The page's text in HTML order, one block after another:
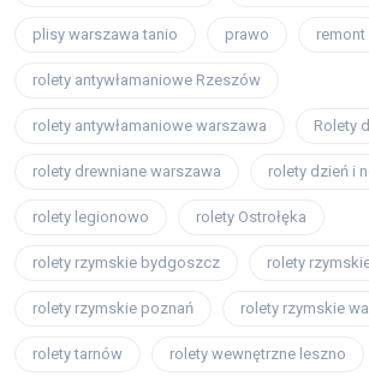
plisy warszawa tanio prawo remont
rolety antywłamaniowe Rzeszów
rolety antywłamaniowe warszawa Rolety
rolety drewniane warszawa rolety dzień i
rolety legionowo rolety Ostrołęka
rolety rzymskie bydgoszcz rolety
rolety rzymskie poznań rolety rzymskie
rolety tarnów rolety wewnętrzne leszno